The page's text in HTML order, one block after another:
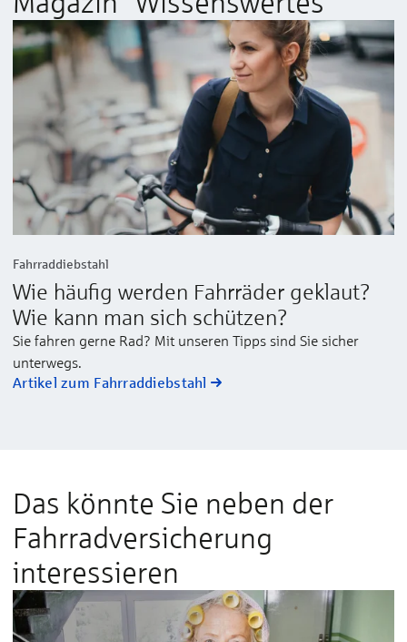
Fahrraddiebstahl
Wie häufig werden Fahrräder geklaut?
Wie kann man sich schützen?
Sie fahren gerne Rad? Mit unseren Tipps sind Sie sicher
unterwegs.
Artikel zum Fahrraddiebstahl
Das könnte Sie neben der
Fahrradversicherung
interessieren